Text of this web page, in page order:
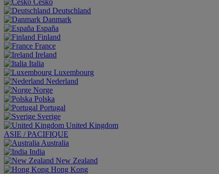
Česko
Deutschland
Danmark
España
Finland
France
Ireland
Italia
Luxembourg
Nederland
Norge
Polska
Portugal
Sverige
United Kingdom
ASIE / PACIFIQUE
Australia
India
New Zealand
Hong Kong